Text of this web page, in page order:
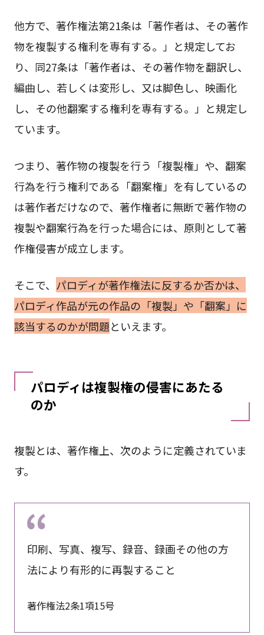
他方で、著作権法第21条は「著作者は、その著作
物を複製する権利を専有する。」と規定してお
り、同27条は「著作者は、その著作物を翻訳し、
編曲し、若しくは変形し、又は脚色し、映画化
し、その他翻案する権利を専有する。」と規定し
ています。
つまり、著作物の複製を行う「複製権」や、翻案
行為を行う権利である「翻案権」を有しているの
は著作者だけなので、著作権者に無断で著作物の
複製や翻案行為を行った場合には、原則として著
作権侵害が成立します。
そこで、 パロディが著作権法に反するか否かは、
パロディ作品が元の作品の「複製」や「翻案」に
該当するのかが問題といえます。
パロディは複製権の侵害にあたる
のか
複製とは、著作権上、次のように定義されていま
す。
印刷、写真、複写、録音、録画その他の方
法により有形的に再製すること
著作権法2条1項15号